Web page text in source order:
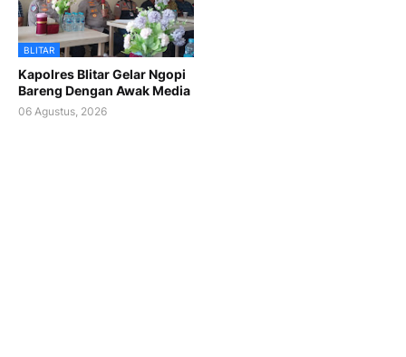
BLITAR
Kapolres Blitar Gelar Ngopi
Bareng Dengan Awak Media
06 Agustus, 2026